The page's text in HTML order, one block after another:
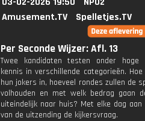
Amusement.TV
Spelletjes.TV
Per Seconde Wijzer: Afl. 13
Twee kandidaten testen onder hoge
kennis in verschillende categorieën.
hun jokers in, hoeveel rondes zullen de
volhouden en met welk bedrag gaan
uiteindelijk naar huis? Met elke dag
van de uitzending de kijkersvraag.